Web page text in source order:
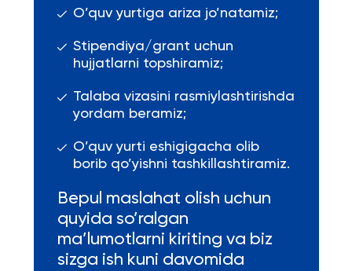
O’quv yurtiga ariza jo’natamiz;
Stipendiya/grant uchun
hujjatlarni topshiramiz;
Talaba vizasini rasmiylashtirishda
yordam beramiz;
O’quv yurti eshigigacha olib
borib qo’yishni tashkillashtiramiz.
Bepul maslahat olish uchun
quyida so’ralgan
ma’lumotlarni kiriting va biz
sizga ish kuni davomida